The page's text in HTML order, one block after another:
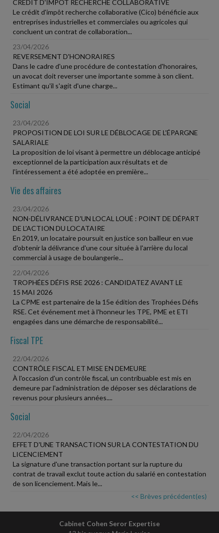
CRÉDIT D'IMPÔT RECHERCHE COLLABORATIVE
Le crédit d'impôt recherche collaborative (Cico) bénéficie aux
entreprises industrielles et commerciales ou agricoles qui
concluent un contrat de collaboration...
23/04/2026
REVERSEMENT D'HONORAIRES
Dans le cadre d'une procédure de contestation d'honoraires,
un avocat doit reverser une importante somme à son client.
Estimant qu'il s'agit d'une charge...
Social
23/04/2026
PROPOSITION DE LOI SUR LE DÉBLOCAGE DE L'ÉPARGNE
SALARIALE
La proposition de loi visant à permettre un déblocage anticipé
exceptionnel de la participation aux résultats et de
l'intéressement a été adoptée en première...
Vie des affaires
23/04/2026
NON-DÉLIVRANCE D'UN LOCAL LOUÉ : POINT DE DÉPART
DE L'ACTION DU LOCATAIRE
En 2019, un locataire poursuit en justice son bailleur en vue
d'obtenir la délivrance d'une cour située à l'arrière du local
commercial à usage de boulangerie...
22/04/2026
TROPHÉES DÉFIS RSE 2026 : CANDIDATEZ AVANT LE
15 MAI 2026
La CPME est partenaire de la 15e édition des Trophées Défis
RSE. Cet événement met à l'honneur les TPE, PME et ETI
engagées dans une démarche de responsabilité...
Fiscal TPE
22/04/2026
CONTRÔLE FISCAL ET MISE EN DEMEURE
À l'occasion d'un contrôle fiscal, un contribuable est mis en
demeure par l'administration de déposer ses déclarations de
revenus pour plusieurs années....
Social
22/04/2026
EFFET D'UNE TRANSACTION SUR LA CONTESTATION DU
LICENCIEMENT
La signature d'une transaction portant sur la rupture du
contrat de travail exclut toute action du salarié en contestation
de son licenciement. Mais le...
<< Brèves précédent(es)
Cabinet Cohen Seror Expertise